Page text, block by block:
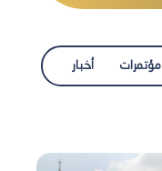
مؤتمرات أخبار